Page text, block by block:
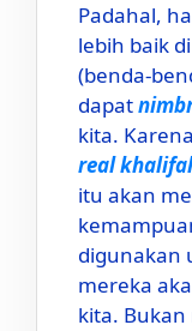
Padahal,
lebih baik
(benda-
dapat
kita.
real
itu akan
digunakan
mereka
kita.